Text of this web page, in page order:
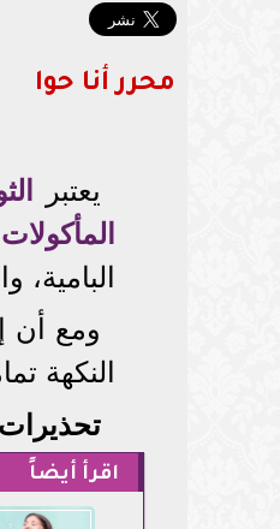
محرر أنا حوا
يعتبر
البامية،
ومع أن
النكهة
اقرأ أيضاً